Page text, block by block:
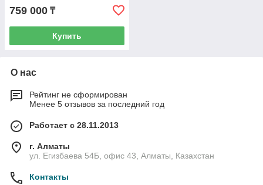
759 000 ₸
Купить
О нас
Рейтинг не сформирован
Менее 5 отзывов за последний год
Работает с 28.11.2013
г. Алматы
ул. Егизбаева 54Б, офис 43, Алматы, Казахстан
Контакты